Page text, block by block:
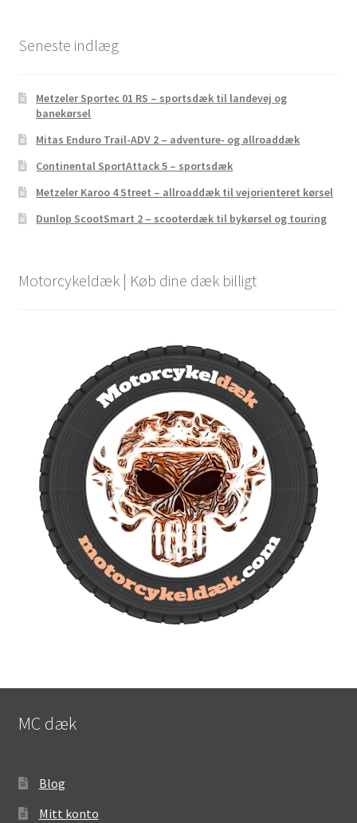
Seneste indlæg
Metzeler Sportec 01 RS – sportsdæk til landevej og
banekørsel
Mitas Enduro Trail-ADV 2 – adventure- og allroaddæk
Continental SportAttack 5 – sportsdæk
Metzeler Karoo 4 Street – allroaddæk til vejorienteret kørsel
Dunlop ScootSmart 2 – scooterdæk til bykørsel og touring
Motorcykeldæk | Køb dine dæk billigt
MC dæk
Blog
Mitt konto